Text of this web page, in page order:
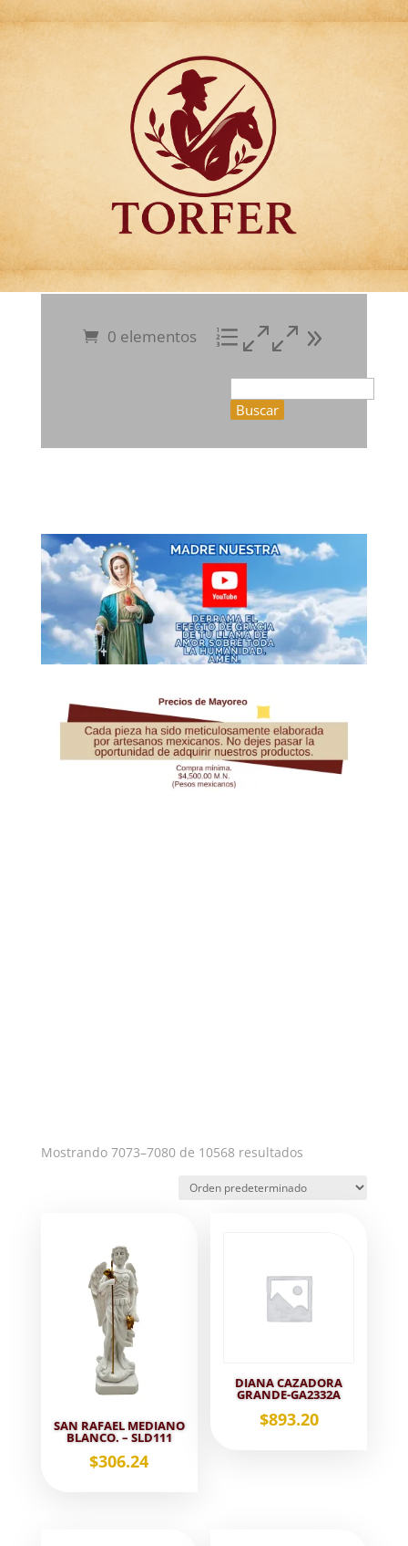
Articulos para
Regalo Torfer.
0 elementos
Mostrando 7073–7080 de 10568 resultados
SAN RAFAEL MEDIANO
BLANCO. – SLD111
$306.24
DIANA CAZADORA
GRANDE-GA2332A
$893.20